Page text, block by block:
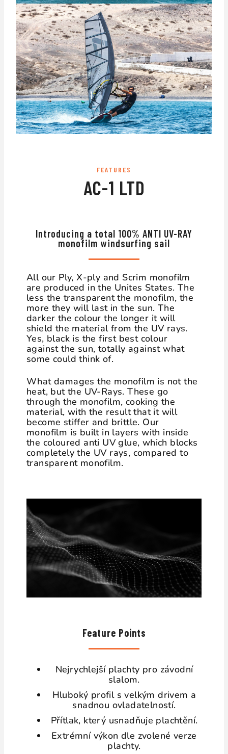
FEATURES
AC-1 LTD
Introducing a total 100% ANTI UV-RAY
monofilm windsurfing sail
All our Ply, X-ply and Scrim monofilm
are produced in the Unites States. The
less the transparent the monofilm, the
more they will last in the sun. The
darker the colour the longer it will
shield the material from the UV rays.
Yes, black is the first best colour
against the sun, totally against what
some could think of.
What damages the monofilm is not the
heat, but the UV-Rays. These go
through the monofilm, cooking the
material, with the result that it will
become stiffer and brittle. Our
monofilm is built in layers with inside
the coloured anti UV glue, which blocks
completely the UV rays, compared to
transparent monofilm.
Feature Points
Nejrychlejší plachty pro závodní
slalom.
Hluboký profil s velkým drivem a
snadnou ovladatelností.
Přítlak, který usnadňuje plachtění.
Extrémní výkon dle zvolené verze
plachty.